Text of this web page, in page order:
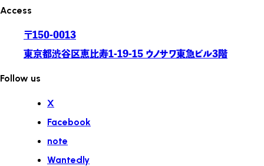
Access
〒150-0013
東京都渋谷区恵比寿1-19-15 ウノサワ東急ビル3階
Follow us
X
Facebook
note
Wantedly